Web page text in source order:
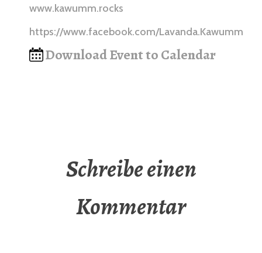
www.kawumm.rocks
https://www.facebook.com/Lavanda.Kawumm
Download Event to Calendar
Schreibe einen
Kommentar